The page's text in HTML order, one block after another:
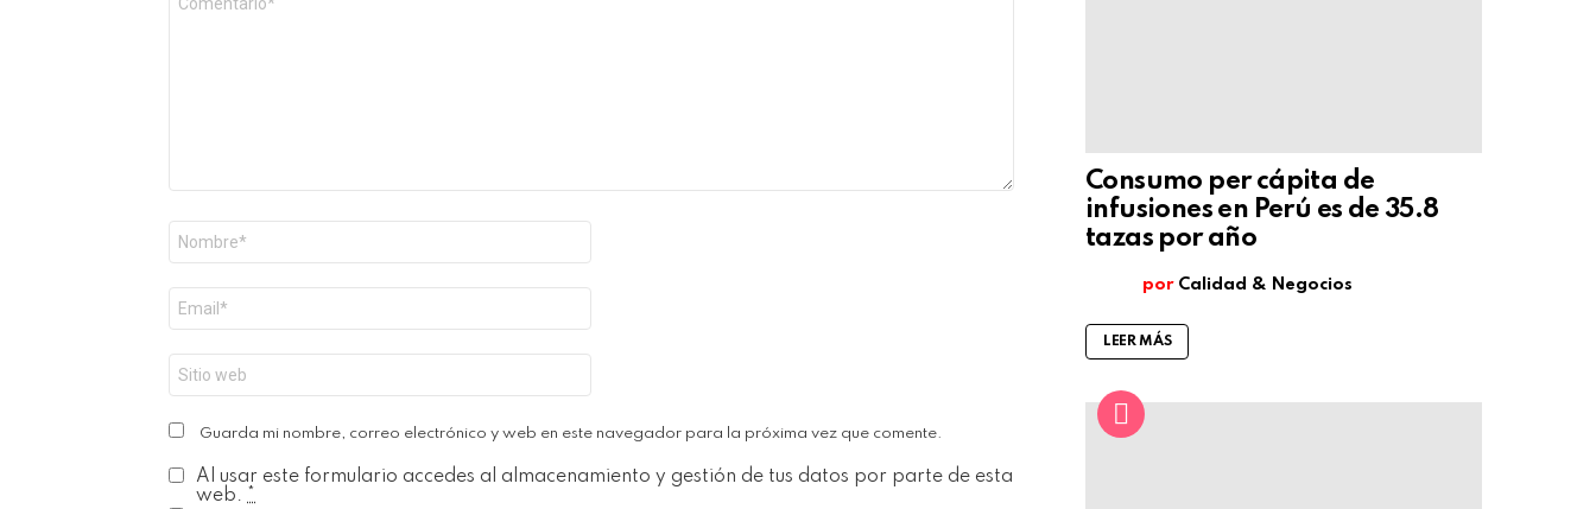
electrónico
*
Guarda mi nombre, correo electrónico y web en este navegador para la próxima vez que comente.
Al usar este formulario accedes al almacenamiento y gestión de tus datos por parte de esta
web. *
Consumo per cápita de
infusiones en Perú es de 35.8
tazas por año
por Calidad & Negocios
LEER MÁS